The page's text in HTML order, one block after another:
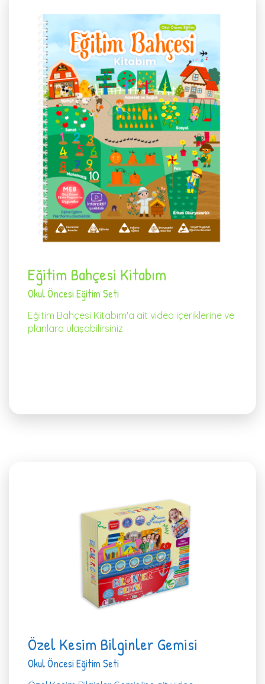
Eğitim Bahçesi Kitabım
Okul Öncesi Eğitim Seti
Eğitim Bahçesi Kitabım'a ait video içeriklerine ve
planlara ulaşabilirsiniz.
Özel Kesim Bilginler Gemisi
Okul Öncesi Eğitim Seti